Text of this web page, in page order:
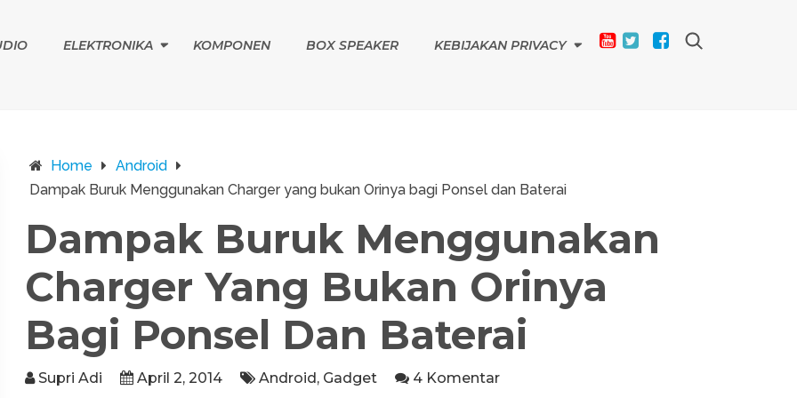
ELEKTRONIKA KOMPONEN BOX SPEAKER KEBIJAKAN PRIVACY
Home
Android
Dampak Buruk Menggunakan Charger yang bukan Orinya bagi Ponsel dan Baterai
Dampak Buruk Menggunakan
Charger Yang Bukan Orinya
Bagi Ponsel Dan Baterai
Supri Adi April 2, 2014 Android, Gadget 4 Komentar